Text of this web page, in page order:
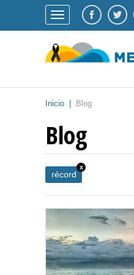
Inicio Blog
Blog
récord
x